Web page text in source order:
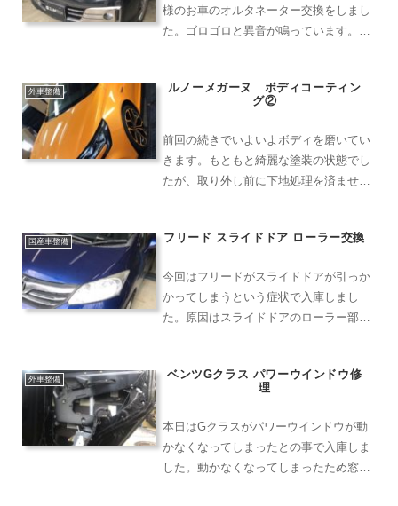
様のお車のオルタネーター交換をしまし
た。ゴロゴロと異音が鳴っています。リ
すぐそこに交換したいオルタネーターが
外車整備
ルノーメガーヌ ボディコーティン
グ②
前回の続きでいよいよボディを磨いてい
きます。もともと綺麗な塗装の状態でし
たが、取り外し前に下地処理を済ませて
ネルなどもしっかり磨くと綺麗になりま
国産車整備 フリード スライドドア ローラー交換
今回はフリードがスライドドアが引っか
かってしまうという症状で入庫しまし
た。原因はスライドドアのローラー部分
中に隠れていますので、まずそちらを取
外車整備
ベンツGクラス パワーウインドウ修
理
本日はGクラスがパワーウインドウが動
かなくなってしまったとの事で入庫しま
した。動かなくなってしまったため窓を